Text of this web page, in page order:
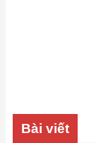
Bài viết